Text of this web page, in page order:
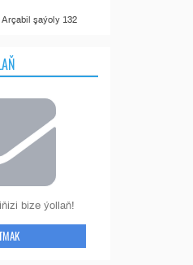
şaýoly 132
bize ýollaň!